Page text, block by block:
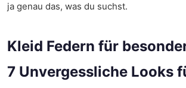
ja genau das, was du suchst.
Kleid Federn für
7 Unvergessliche Looks